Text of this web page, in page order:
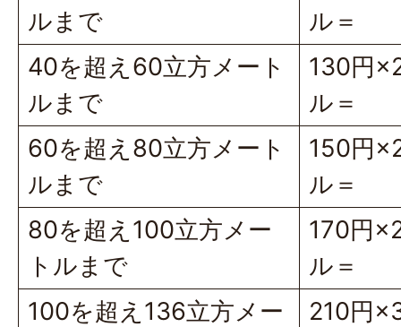
ルまで
ル＝
40を超え60立方メート
ルまで
130円
ル＝
60を超え80立方メート
ルまで
150円
ル＝
80を超え100立方メー
トルまで
170円
ル＝
100を超え136立方メー
210円